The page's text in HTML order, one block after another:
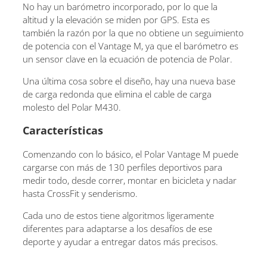
No hay un barómetro incorporado, por lo que la
altitud y la elevación se miden por GPS. Esta es
también la razón por la que no obtiene un seguimiento
de potencia con el Vantage M, ya que el barómetro es
un sensor clave en la ecuación de potencia de Polar.
Una última cosa sobre el diseño, hay una nueva base
de carga redonda que elimina el cable de carga
molesto del Polar M430.
Características
Comenzando con lo básico, el Polar Vantage M puede
cargarse con más de 130 perfiles deportivos para
medir todo, desde correr, montar en bicicleta y nadar
hasta CrossFit y senderismo.
Cada uno de estos tiene algoritmos ligeramente
diferentes para adaptarse a los desafíos de ese
deporte y ayudar a entregar datos más precisos.